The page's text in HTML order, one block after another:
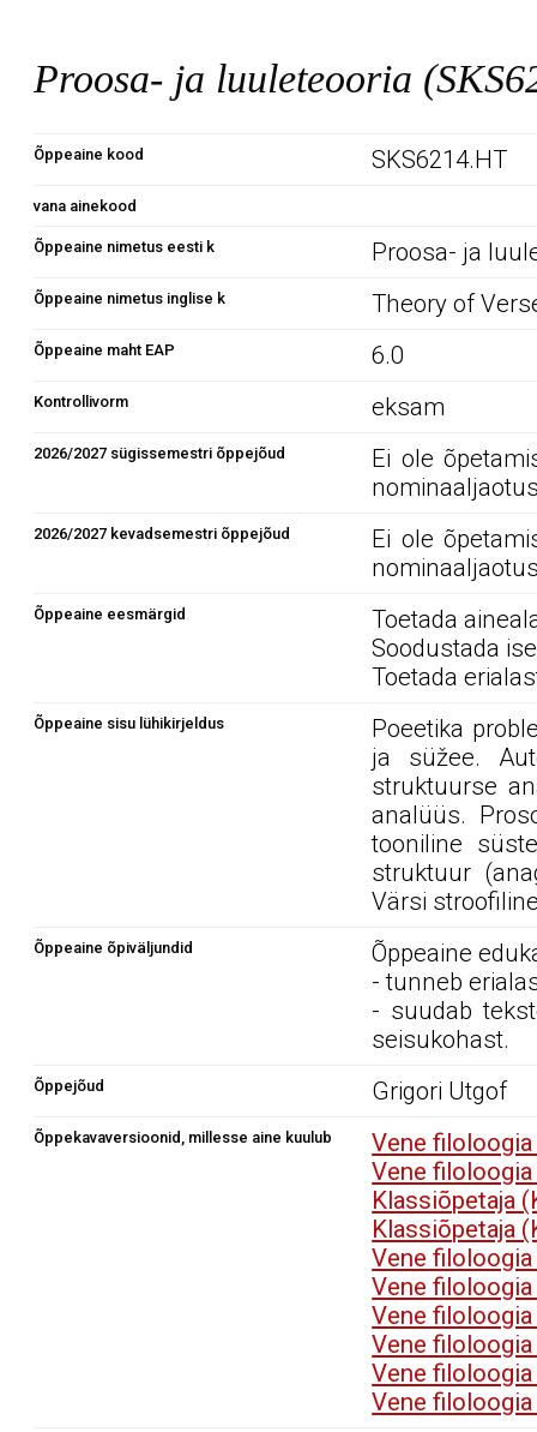
Proosa- ja luuleteooria
Õppeaine kood SKS6214.HT
vana ainekood
Õppeaine nimetus eesti k Proosa- ja
Õppeaine nimetus inglise k Theory of
Õppeaine maht EAP 6.0
Kontrollivorm eksam
2026/2027 sügissemestri õppejõud
Ei ole
2026/2027 kevadsemestri õppejõud
Ei ole
Õppeaine eesmärgid
Toetada
Soodustada
Toetada
Õppeaine sisu lühikirjeldus
Poeetika
ja süžee.
struktuurse
analüüs.
tooniline
struktuur
Värsi
Õppeaine õpiväljundid
Õppeaine
- tunneb
- suudab
seisukohast.
Õppejõud Grigori Utgof
Õppekavaversioonid, millesse aine kuulub
Vene
Vene
Klassiõpetaja
Klassiõpetaja
Vene
Vene
Vene
Vene
Vene
Vene